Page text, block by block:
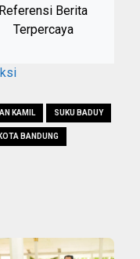
Referensi Berita
Terpercaya
KAMIL SUKU BADUY
BANDUNG